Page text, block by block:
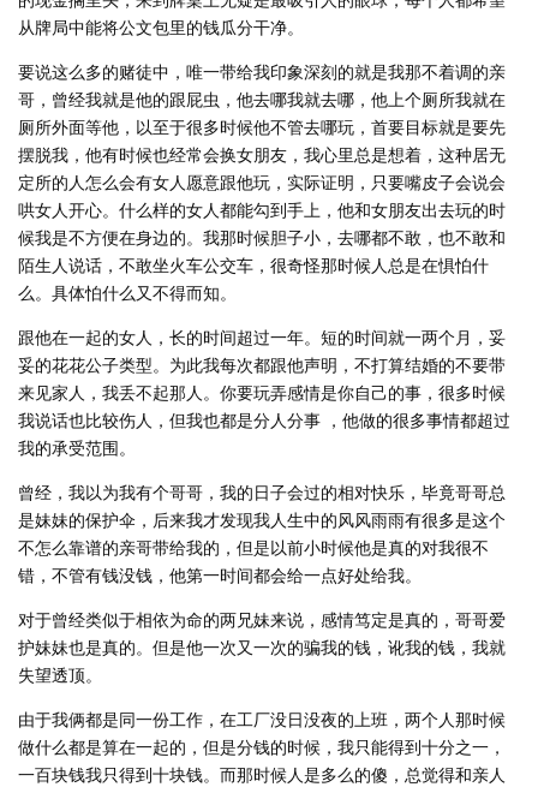
从牌局中能将公文包里的钱瓜分干净。
要说这么多的赌徒中，唯一带给我印象深刻的就是我那不着调的亲
哥，曾经我就是他的跟屁虫，他去哪我就去哪，他上个厕所我就在
厕所外面等他，以至于很多时候他不管去哪玩，首要目标就是要先
摆脱我，他有时候也经常会换女朋友，我心里总是想着，这种居无
定所的人怎么会有女人愿意跟他玩，实际证明，只要嘴皮子会说会
哄女人开心。什么样的女人都能勾到手上，他和女朋友出去玩的时
候我是不方便在身边的。我那时候胆子小，去哪都不敢，也不敢和
陌生人说话，不敢坐火车公交车，很奇怪那时候人总是在惧怕什
么。具体怕什么又不得而知。
跟他在一起的女人，长的时间超过一年。短的时间就一两个月，妥
妥的花花公子类型。为此我每次都跟他声明，不打算结婚的不要带
来见家人，我丢不起那人。你要玩弄感情是你自己的事，很多时候
我说话也比较伤人，但我也都是分人分事 ，他做的很多事情都超过
我的承受范围。
曾经，我以为我有个哥哥，我的日子会过的相对快乐，毕竟哥哥总
是妹妹的保护伞，后来我才发现我人生中的风风雨雨有很多是这个
不怎么靠谱的亲哥带给我的，但是以前小时候他是真的对我很不
错，不管有钱没钱，他第一时间都会给一点好处给我。
对于曾经类似于相依为命的两兄妹来说，感情笃定是真的，哥哥爱
护妹妹也是真的。但是他一次又一次的骗我的钱，讹我的钱，我就
失望透顶。
由于我俩都是同一份工作，在工厂没日没夜的上班，两个人那时候
做什么都是算在一起的，但是分钱的时候，我只能得到十分之一，
一百块钱我只得到十块钱。而那时候人是多么的傻，总觉得和亲人